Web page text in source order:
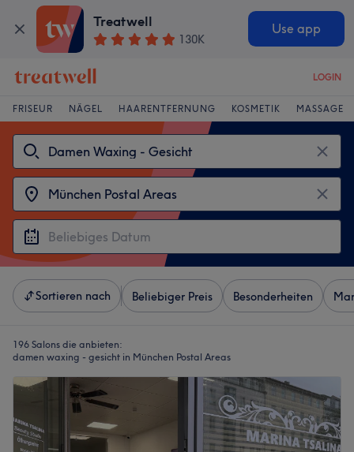
Treatwell
130K
Use app
LOGIN
FRISEUR NÄGEL HAARENTFERNUNG KOSMETIK MASSAGE
Sortieren nach Beliebiger Preis Besonderheiten
196 Salons die anbieten:
damen waxing - gesicht in München Postal Areas